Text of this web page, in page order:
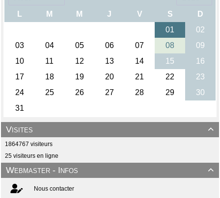

Visites
1864767 visiteurs
25 visiteurs en ligne

Webmaster - Infos
Nous contacter